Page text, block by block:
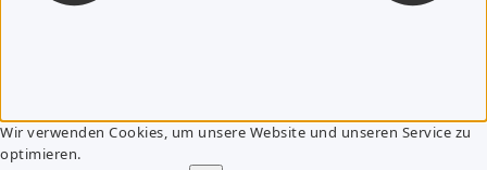
Wir verwenden Cookies, um unsere Website und unseren Service zu
optimieren.